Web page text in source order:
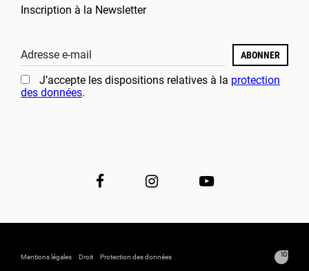
Inscription à la Newsletter
Adresse e-mail ABONNER
J’accepte les dispositions relatives à la protection
des données.
Mentions légales Droit Protection des données